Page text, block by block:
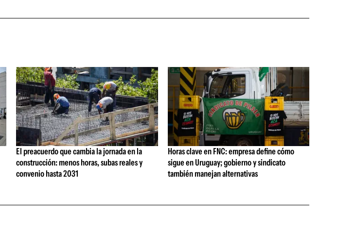
El preacuerdo que cambia la jornada en la
construcción: menos horas, subas reales y
convenio hasta 2031
Horas clave en FNC: empresa define cómo
sigue en Uruguay; gobierno y sindicato
también manejan alternativas